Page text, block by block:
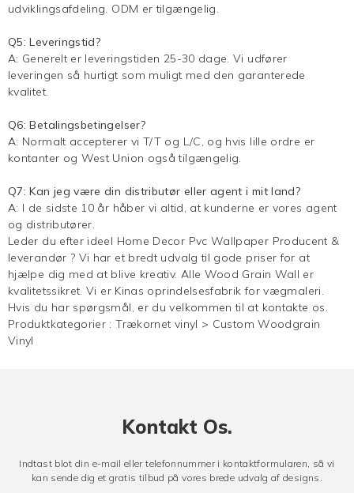
udviklingsafdeling. ODM er tilgængelig.
Q5: Leveringstid?
A: Generelt er leveringstiden 25-30 dage. Vi udfører
leveringen så hurtigt som muligt med den garanterede
kvalitet.
Q6: Betalingsbetingelser?
A: Normalt accepterer vi T/T og L/C, og hvis lille ordre er
kontanter og West Union også tilgængelig.
Q7: Kan jeg være din distributør eller agent i mit land?
A: I de sidste 10 år håber vi altid, at kunderne er vores agent
og distributører.
Leder du efter ideel Home Decor Pvc Wallpaper Producent &
leverandør ? Vi har et bredt udvalg til gode priser for at
hjælpe dig med at blive kreativ. Alle Wood Grain Wall er
kvalitetssikret. Vi er Kinas oprindelsesfabrik for vægmaleri.
Hvis du har spørgsmål, er du velkommen til at kontakte os.
Produktkategorier :Trækornet vinyl > Custom Woodgrain
Vinyl
Kontakt Os.
Indtast blot din e-mail eller telefonnummer i kontaktformularen, så vi
kan sende dig et gratis tilbud på vores brede udvalg af designs.